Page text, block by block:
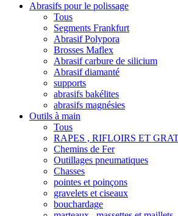
Abrasifs pour le polissage
Tous
Segments Frankfurt
Abrasif Polypora
Brosses Maflex
Abrasif carbure de silicium
Abrasif diamanté
supports
abrasifs bakélites
abrasifs magnésies
Outils à main
Tous
RAPES , RIFLOIRS ET
Chemins de Fer
Outillages pneumatiques
Chasses
pointes et poinçons
gravelets et ciseaux
bouchardage